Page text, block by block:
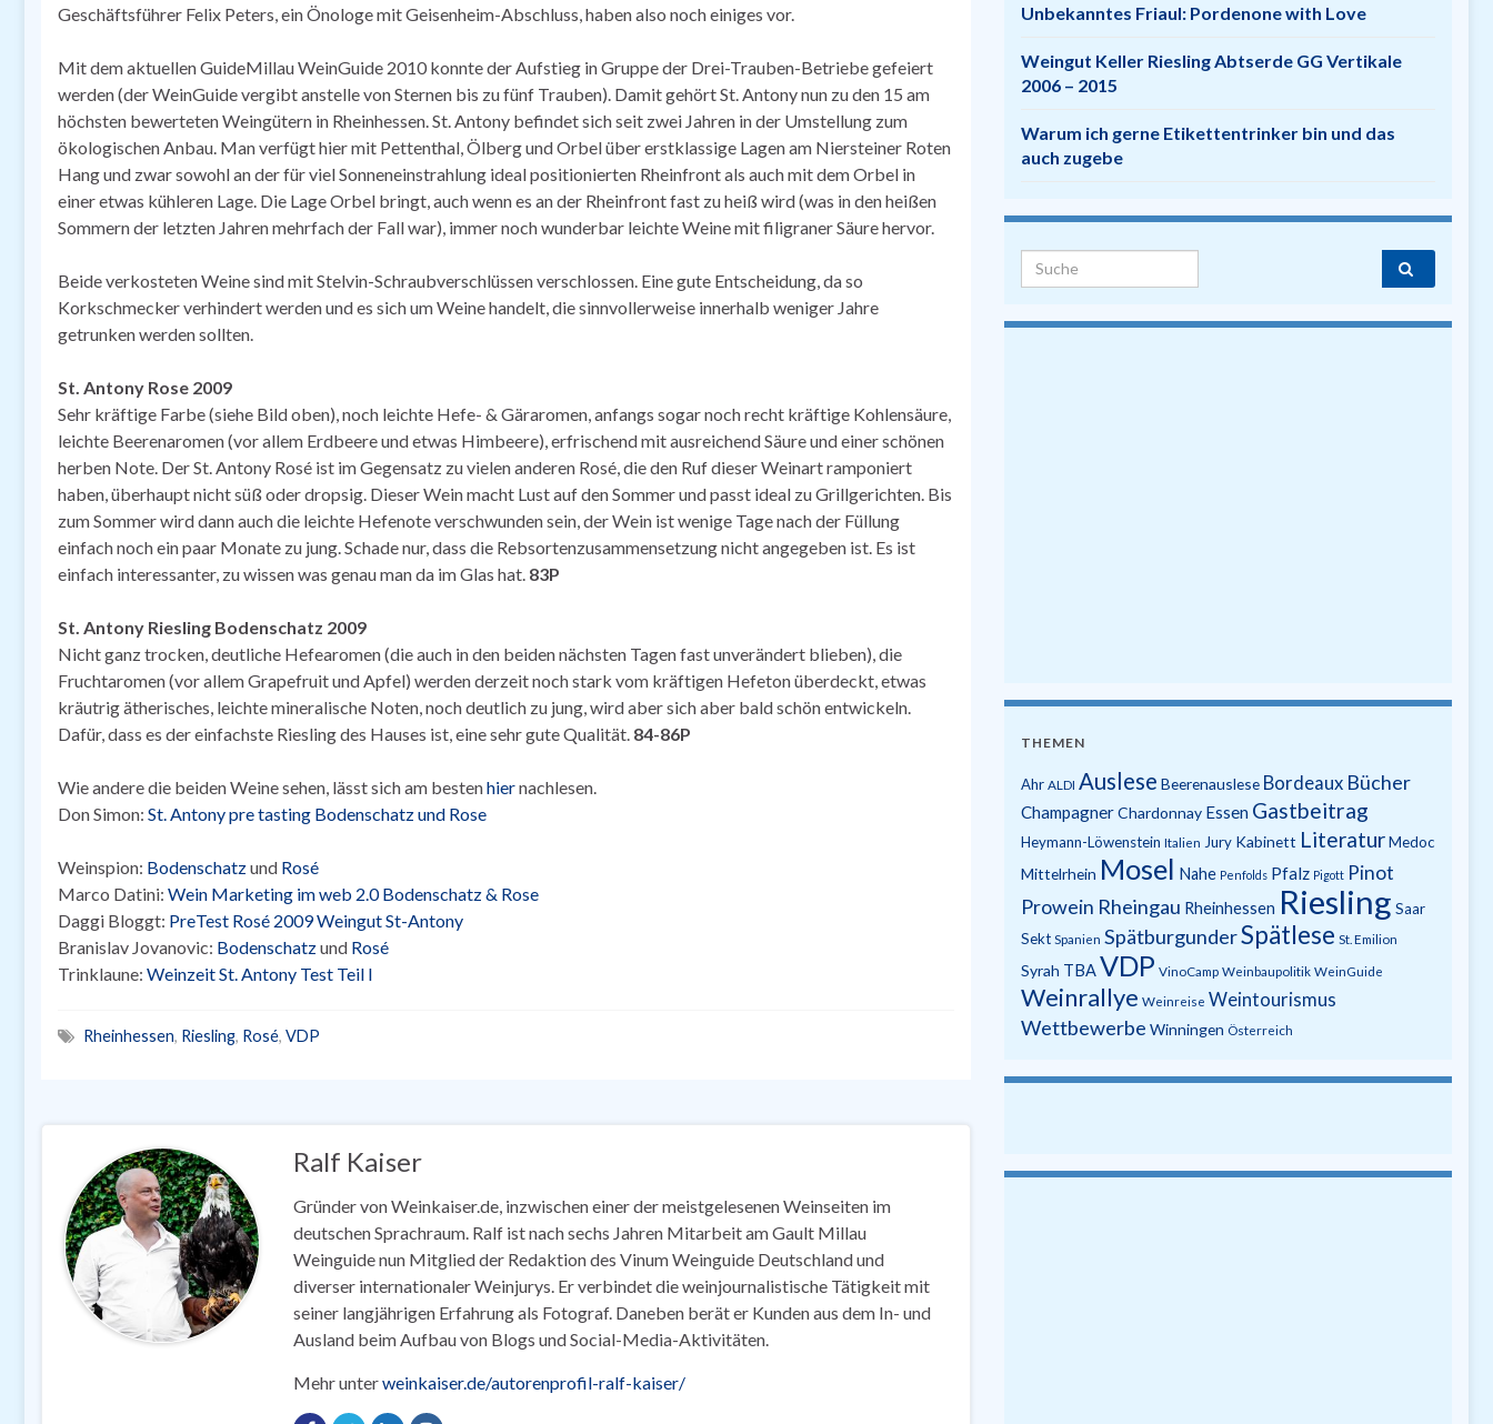
Geschäftsführer Felix Peters, ein Önologe mit Geisenheim-Abschluss, haben also noch einiges vor.
Mit dem aktuellen GuideMillau WeinGuide 2010 konnte der Aufstieg in Gruppe der Drei-Trauben-Betriebe gefeiert
werden (der WeinGuide vergibt anstelle von Sternen bis zu fünf Trauben). Damit gehört St. Antony nun zu den 15 am
höchsten bewerteten Weingütern in Rheinhessen. St. Antony befindet sich seit zwei Jahren in der Umstellung zum
ökologischen Anbau. Man verfügt hier mit Pettenthal, Ölberg und Orbel über erstklassige Lagen am Niersteiner Roten
Hang und zwar sowohl an der für viel Sonneneinstrahlung ideal positionierten Rheinfront als auch mit dem Orbel in
einer etwas kühleren Lage. Die Lage Orbel bringt, auch wenn es an der Rheinfront fast zu heiß wird (was in den heißen
Sommern der letzten Jahren mehrfach der Fall war), immer noch wunderbar leichte Weine mit filigraner Säure hervor.
Beide verkosteten Weine sind mit Stelvin-Schraubverschlüssen verschlossen. Eine gute Entscheidung, da so
Korkschmecker verhindert werden und es sich um Weine handelt, die sinnvollerweise innerhalb weniger Jahre
getrunken werden sollten.
St. Antony Rose 2009
Sehr kräftige Farbe (siehe Bild oben), noch leichte Hefe- & Gäraromen, anfangs sogar noch recht kräftige Kohlensäure,
leichte Beerenaromen (vor allem Erdbeere und etwas Himbeere), erfrischend mit ausreichend Säure und einer schönen
herben Note. Der St. Antony Rosé ist im Gegensatz zu vielen anderen Rosé, die den Ruf dieser Weinart ramponiert
haben, überhaupt nicht süß oder dropsig. Dieser Wein macht Lust auf den Sommer und passt ideal zu Grillgerichten. Bis
zum Sommer wird dann auch die leichte Hefenote verschwunden sein, der Wein ist wenige Tage nach der Füllung
einfach noch ein paar Monate zu jung. Schade nur, dass die Rebsortenzusammensetzung nicht angegeben ist. Es ist
einfach interessanter, zu wissen was genau man da im Glas hat. 83P
St. Antony Riesling Bodenschatz 2009
Nicht ganz trocken, deutliche Hefearomen (die auch in den beiden nächsten Tagen fast unverändert blieben), die
Fruchtaromen (vor allem Grapefruit und Apfel) werden derzeit noch stark vom kräftigen Hefeton überdeckt, etwas
kräutrig ätherisches, leichte mineralische Noten, noch deutlich zu jung, wird aber sich aber bald schön entwickeln.
Dafür, dass es der einfachste Riesling des Hauses ist, eine sehr gute Qualität. 84-86P
Wie andere die beiden Weine sehen, lässt sich am bestenhiernachlesen.
Don Simon: St. Antony pre tasting Bodenschatz und Rose
Weinspion: Bodenschatzund Rosé
Marco Datini: Wein Marketing im web 2.0 Bodenschatz & Rose
Daggi Bloggt: PreTest Rosé 2009 Weingut St-Antony
Branislav Jovanovic: Bodenschatzund Rosé
Trinklaune: Weinzeit St. Antony Test Teil I
Rheinhessen, Riesling, Rosé, VDP
Ralf Kaiser
Gründer von Weinkaiser.de, inzwischen einer der meistgelesenen Weinseiten im
deutschen Sprachraum. Ralf ist nach sechs Jahren Mitarbeit am Gault Millau
Weinguide nun Mitglied der Redaktion des Vinum Weinguide Deutschland und
diverser internationaler Weinjurys. Er verbindet die weinjournalistische Tätigkeit mit
seiner langjährigen Erfahrung als Fotograf. Daneben berät er Kunden aus dem In- und
Ausland beim Aufbau von Blogs und Social-Media-Aktivitäten.
Mehr unterweinkaiser.de/autorenprofil-ralf-kaiser/
Unbekanntes Friaul: Pordenone with Love
Weingut Keller Riesling Abtserde GG Vertikale
2006 – 2015
Warum ich gerne Etikettentrinker bin und das
auch zugebe
Search for:
THEMEN
Ahr ALDI Auslese Beerenauslese Bordeaux Bücher
ChampagnerChardonnay Essen Gastbeitrag
Heymann-Löwenstein Italien Jury Kabinett Literatur Medoc
Mittelrhein Mosel Nahe Penfolds Pfalz Pigott Pinot
Prowein Rheingau Rheinhessen Riesling Saar
Sekt Spanien SpätburgunderSpätlese St. Emilion
Syrah TBAVDP VinoCamp Weinbaupolitik WeinGuide
Weinrallye Weinreise Weintourismus
Wettbewerbe Winningen Österreich